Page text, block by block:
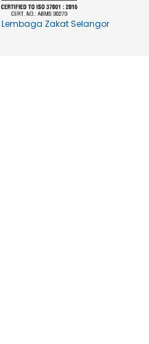
Zakat Selangor